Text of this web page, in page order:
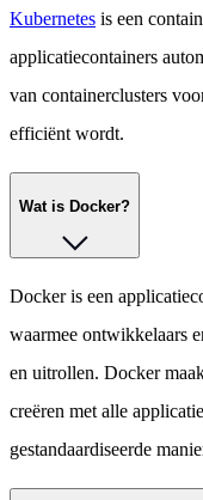
Kubernetes is een
applicatiecontainers
van containerclusters
efficiënt wordt.
Wat is Docker?
Docker is een
waarmee ontwikkelaars
en uitrollen. Docker
creëren met alle
gestandaardiseerde